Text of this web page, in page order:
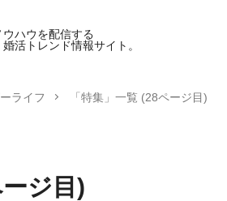
ウハウを配信する
活トレンド情報サイト。
ライフ 「特集」一覧 (28ページ目)
ージ目)